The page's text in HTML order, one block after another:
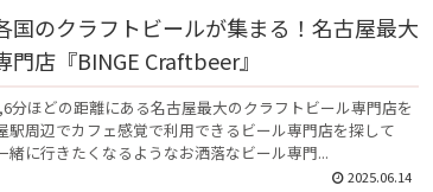
国のクラフトビールが集まる！名古屋最大
店『BINGE Craftbeer』
分ほどの距離にある名古屋最大のクラフトビール専門店を
駅周辺でカフェ感覚で利用できるビール専門店を探して
緒に行きたくなるようなお洒落なビール専門...
2025.06.14